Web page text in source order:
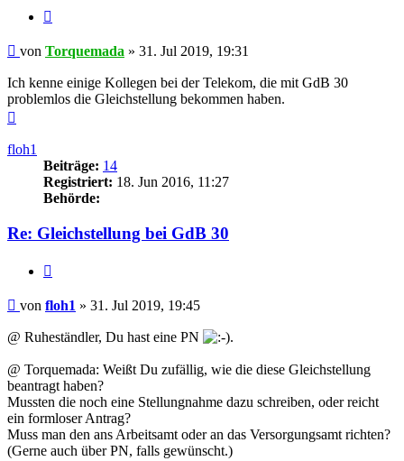
Beitrag
von Torquemada » 31. Jul 2019, 19:31
Ich kenne einige Kollegen bei der Telekom, die mit GdB 30
problemlos die Gleichstellung bekommen haben.
floh1
Beiträge: 14
Registriert: 18. Jun 2016, 11:27
Behörde:
Re: Gleichstellung bei GdB 30
Beitrag
von floh1 » 31. Jul 2019, 19:45
@ Ruheständler, Du hast eine PN .
@ Torquemada: Weißt Du zufällig, wie die diese Gleichstellung
beantragt haben?
Mussten die noch eine Stellungnahme dazu schreiben, oder reicht
ein formloser Antrag?
Muss man den ans Arbeitsamt oder an das Versorgungsamt richten?
(Gerne auch über PN, falls gewünscht.)